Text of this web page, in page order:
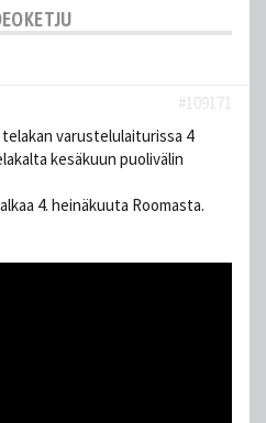
#109171
varustelulaiturissa 4
kesäkuun puolivälin
4. heinäkuuta Roomasta.